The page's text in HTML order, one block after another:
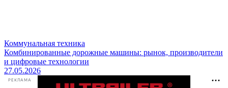
Коммунальная техника
Комбинированные дорожные машины: рынок, производители
и цифровые технологии
27.05.2026
РЕКЛАМА